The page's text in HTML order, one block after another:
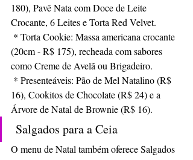
180), Pavê Nata com Doce de Leite
Crocante, 6 Leites e Torta Red Velvet.
(20cm - R$ 175), recheada com sabores
como Creme de Avelã ou Brigadeiro.
16), Cookitos de Chocolate (R$ 24) e a
Árvore de Natal de Brownie (R$ 16).
Salgados para a Ceia
O menu de Natal também oferece Salgados